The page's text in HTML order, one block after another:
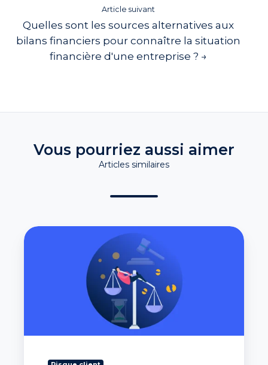
Article suivant
Quelles sont les sources alternatives aux
bilans financiers pour connaître la situation
financière d'une entreprise ? →
Vous pourriez aussi aimer
Articles similaires
Comment